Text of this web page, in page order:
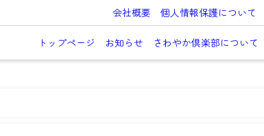
会社概要 個人情報保護について
トップページ お知らせ さわやか倶楽部について